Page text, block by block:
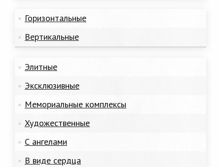
Горизонтальные
Вертикальные
Элитные
Эксклюзивные
Мемориальные комплексы
Художественные
С ангелами
В виде сердца